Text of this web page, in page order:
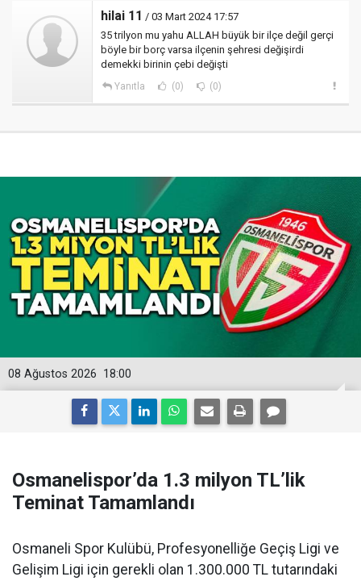
hilai 11 / 03 Mart 2024 17:57
35 trilyon mu yahu ALLAH büyük bir ilçe değil gerçi
böyle bir borç varsa ilçenin şehresi değişirdi
demekki birinin çebi değişti
Yanıtla (0) (0)
18:00
08 Ağustos 2026
Osmanelispor’da 1.3 milyon TL’lik
Teminat Tamamlandı
Osmaneli Spor Kulübü, Profesyonelliğe Geçiş Ligi ve
Gelişim Ligi için gerekli olan 1.300.000 TL tutarındaki